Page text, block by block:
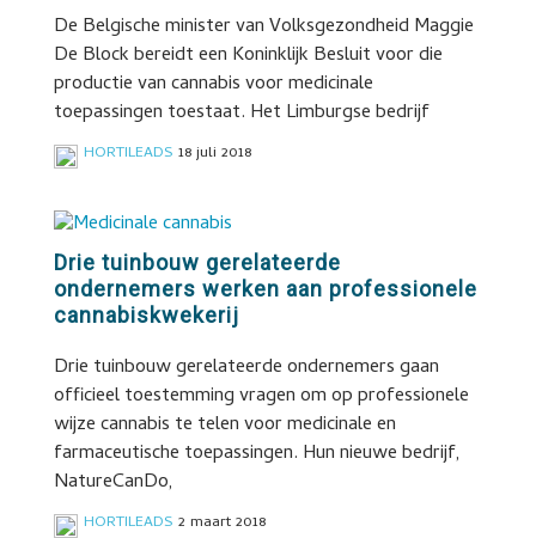
De Belgische minister van Volksgezondheid Maggie
De Block bereidt een Koninklijk Besluit voor die
productie van cannabis voor medicinale
toepassingen toestaat. Het Limburgse bedrijf
HORTILEADS 18 juli 2018
Drie tuinbouw gerelateerde
ondernemers werken aan professionele
cannabiskwekerij
Drie tuinbouw gerelateerde ondernemers gaan
officieel toestemming vragen om op professionele
wijze cannabis te telen voor medicinale en
farmaceutische toepassingen. Hun nieuwe bedrijf,
NatureCanDo,
HORTILEADS 2 maart 2018